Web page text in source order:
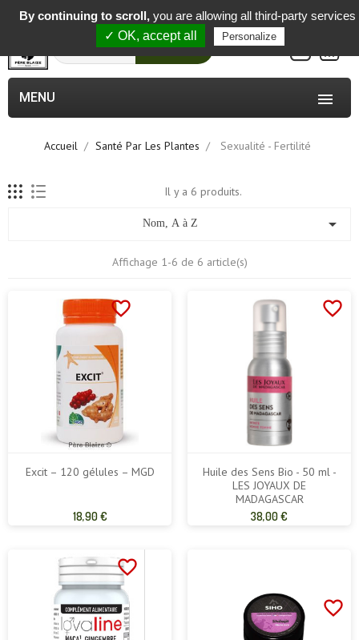
-
Rechercher

MENU
Accueil Santé Par Les Plantes Sexualité - Fertilité
Il y a 6 produits.
Nom, A à Z 
Affichage 1-6 de 6 article(s)
favorite_border
Excit – 120 gélules – MGD
Prix
18,90 €
favorite_border
Huile des Sens Bio - 50 ml -
LES JOYAUX DE
MADAGASCAR
Prix
38,00 €
favorite_border
favorite_border
By continuing to scroll, you are allowing all third-party services
✓ OK, accept all
Personalize